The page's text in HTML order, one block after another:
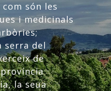
són les
i medicinals
serra del
de
la seua